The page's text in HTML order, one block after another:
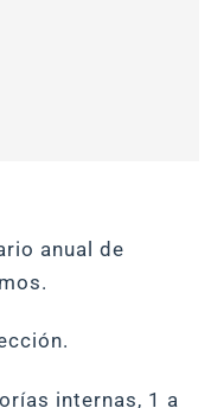
anual de
internas, 1 a